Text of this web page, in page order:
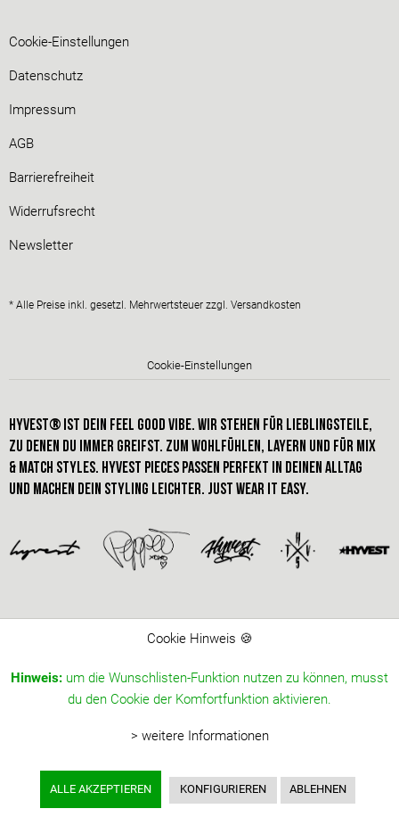
Cookie-Einstellungen
Datenschutz
Impressum
AGB
Barrierefreiheit
Widerrufsrecht
Newsletter
* Alle Preise inkl. gesetzl. Mehrwertsteuer zzgl. Versandkosten
Cookie-Einstellungen
HYVEST® IST dein FEEL GOOD VIBE. Wir stehen für Lieblingsteile,
zu denen du immer greifst. Zum Wohlfühlen, Layern und für Mix
& Match styles. hyvest pieces passen perfekt in deinen alltag
und machen dein STYLING leichter. just wear it easy.
Cookie Hinweis 🍪
Hinweis: um die Wunschlisten-Funktion nutzen zu können, musst
du den Cookie der Komfortfunktion aktivieren.
> weitere Informationen
ALLE AKZEPTIEREN KONFIGURIEREN ABLEHNEN